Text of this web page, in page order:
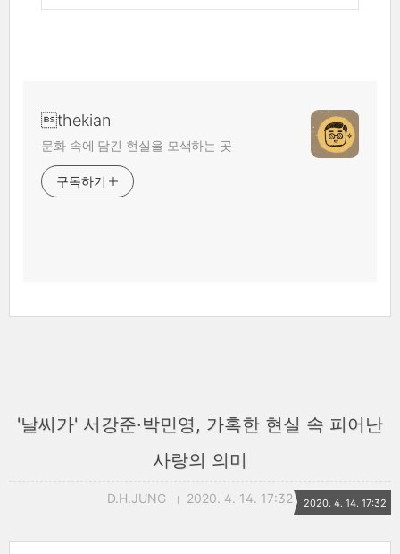
thekian
문화 속에 담긴 현실을 모색하는 곳
구독하기
'날씨가' 서강준·박민영, 가혹한 현실 속 피어난
사랑의 의미
D.H.JUNG 2020. 4. 14. 17:32 2020. 4. 14. 17:32